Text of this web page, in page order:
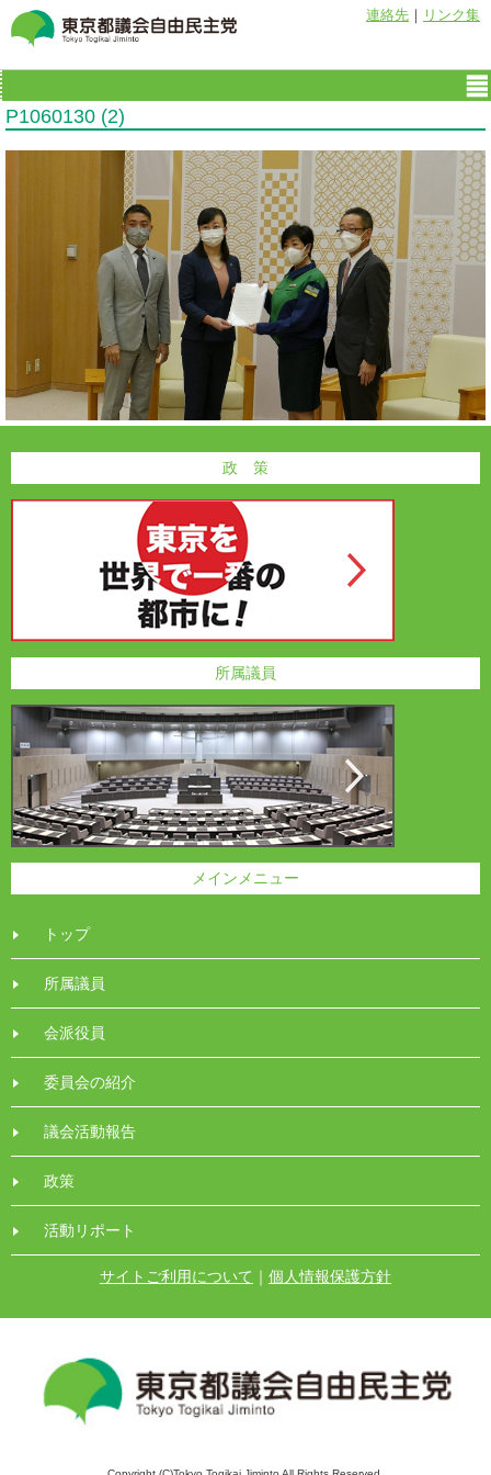
連絡先 ｜ リンク集
P1060130 (2)
政 策
所属議員
メインメニュー
トップ
所属議員
会派役員
委員会の紹介
議会活動報告
政策
活動リポート
サイトご利用について ｜ 個人情報保護方針